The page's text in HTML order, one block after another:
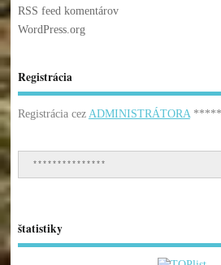
RSS feed komentárov
WordPress.org
Registrácia
Registrácia cez ADMINISTRÁTORA
***************
štatistiky